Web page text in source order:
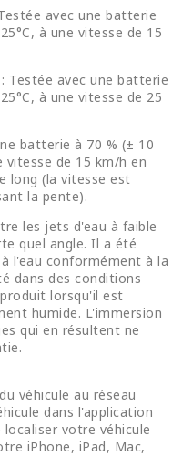
avec une batterie
à une vitesse de 15
Testée avec une batterie
à une vitesse de 25
batterie à 70 % (± 10
vitesse de 15 km/h en
long (la vitesse est
la pente).
les jets d'eau à faible
quel angle. Il a été
l'eau conformément à la
dans des conditions
lorsqu'il est
humide. L'immersion
qui en résultent ne
véhicule au réseau
dans l'application
localiser votre véhicule
iPhone, iPad, Mac,